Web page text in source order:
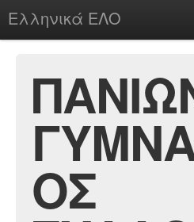
Ελληνικά ΕΛΟ
chesstu.be @ discord
LoginΟΣ